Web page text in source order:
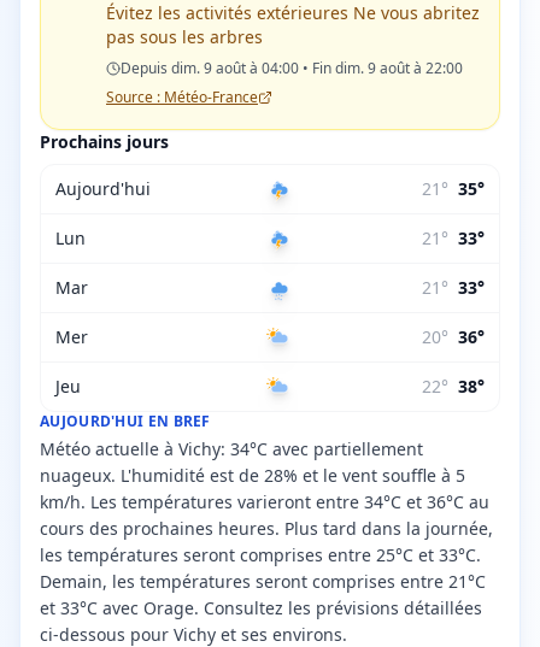
AUJOURD'HUI EN BREF
Météo actuelle à Vichy: 34°C avec partiellement
nuageux. L'humidité est de 28% et le vent souffle à 5
km/h. Les températures varieront entre 34°C et 36°C au
cours des prochaines heures. Plus tard dans la journée,
les températures seront comprises entre 25°C et 33°C.
Demain, les températures seront comprises entre 21°C
et 33°C avec Orage. Consultez les prévisions détaillées
ci-dessous pour Vichy et ses environs.
Évitez les activités extérieures Ne vous abritez
pas sous les arbres
Depuis dim. 9 août à 04:00 • Fin dim. 9 août à 22:00
Source : Météo-France
Prochains jours
Aujourd'hui 21 ° 35°
Lun 21 ° 33°
Mar 21 ° 33°
Mer 20° 36°
Jeu 22° 38°